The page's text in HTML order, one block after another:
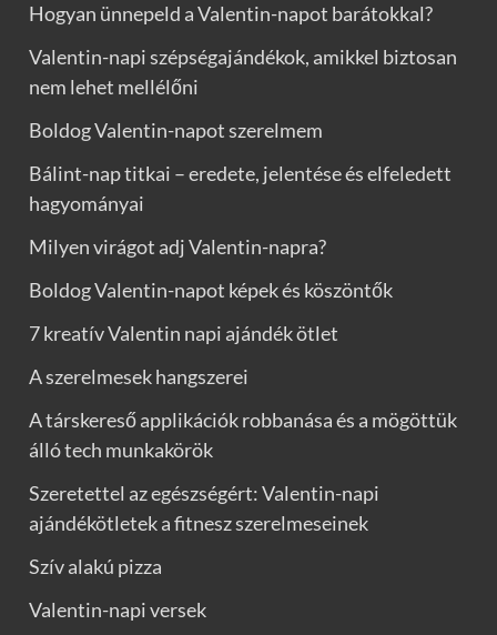
Hogyan ünnepeld a Valentin-napot barátokkal?
Valentin-napi szépségajándékok, amikkel biztosan
nem lehet mellélőni
Boldog Valentin-napot szerelmem
Bálint-nap titkai – eredete, jelentése és elfeledett
hagyományai
Milyen virágot adj Valentin-napra?
Boldog Valentin-napot képek és köszöntők
7 kreatív Valentin napi ajándék ötlet
A szerelmesek hangszerei
A társkereső applikációk robbanása és a mögöttük
álló tech munkakörök
Szeretettel az egészségért: Valentin-napi
ajándékötletek a fitnesz szerelmeseinek
Szív alakú pizza
Valentin-napi versek